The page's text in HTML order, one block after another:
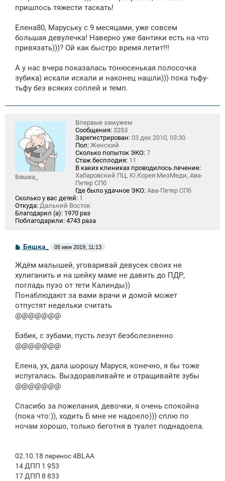
и
е
пришлось тяжести таскать!
Елена80, Маруську с 9 месяцами, уже совсем
большая девулечка! Наверно уже бантики есть на что
привязать)))? Ой как быстро время летит!!!
А у нас вчера показалась тонюсенькая полосочка
зубика) искали искали и наконец нашли))) пока тьфу-
тьфу без всяких соплей и темп.
Бяшка_
Впервые замужем
Сообщения: 2253
Зарегистрирован: 03 дек 2010, 03:30
Пол: Женский
Сколько попыток ЭКО: 7
Стаж бесплодия: 11
В каких клиниках проводилось лечение:
Хабаровский ПЦ, Ю.Корея МизМеди, Ава-
Петер СПб
Где было удачное ЭКО: Ава-Петер СПб
Сколько у вас детей: 1
Откуда: Дальний Восток
Благодарил (а): 1970 раз
Поблагодарили: 4743 раза
С
о
б
щ
н
и
Бяшка_ 05 июн 2019, 11:13
Ждём малышей, уговаривай девусек своих не
хулиганить и на шейку маме не давить до ПДР,
погладь пузо от тети Калинды))
Понаблюдают за вами врачи и домой может
отпустят недельки считать
@@@@@@@
Бэбик, с зубами, пусть лезут безболезненно
@@@@@@@
Елена, ух, дала шорошу Маруся, конечно, я бы тоже
испугалась. Выздоравливайте и отращивайте зубы
@@@@@@@
Спасибо за пожелания, девочки, я очень спокойна
(пока что:)), ходить Б мне не надоело))) сплю по
ночам хорошо, только беготня в туалет поднадоела.
02.10.18 перенос 4BLAA
14 ДПП 1 953
17 ДПП 8 833